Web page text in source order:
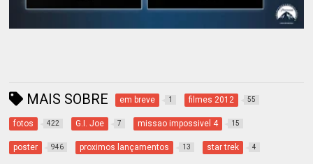
MAIS SOBRE em breve 1 filmes 2012 55
fotos 422 G.I. Joe 7 missao impossivel 4 15
poster 946 proximos lançamentos 13 star trek 4